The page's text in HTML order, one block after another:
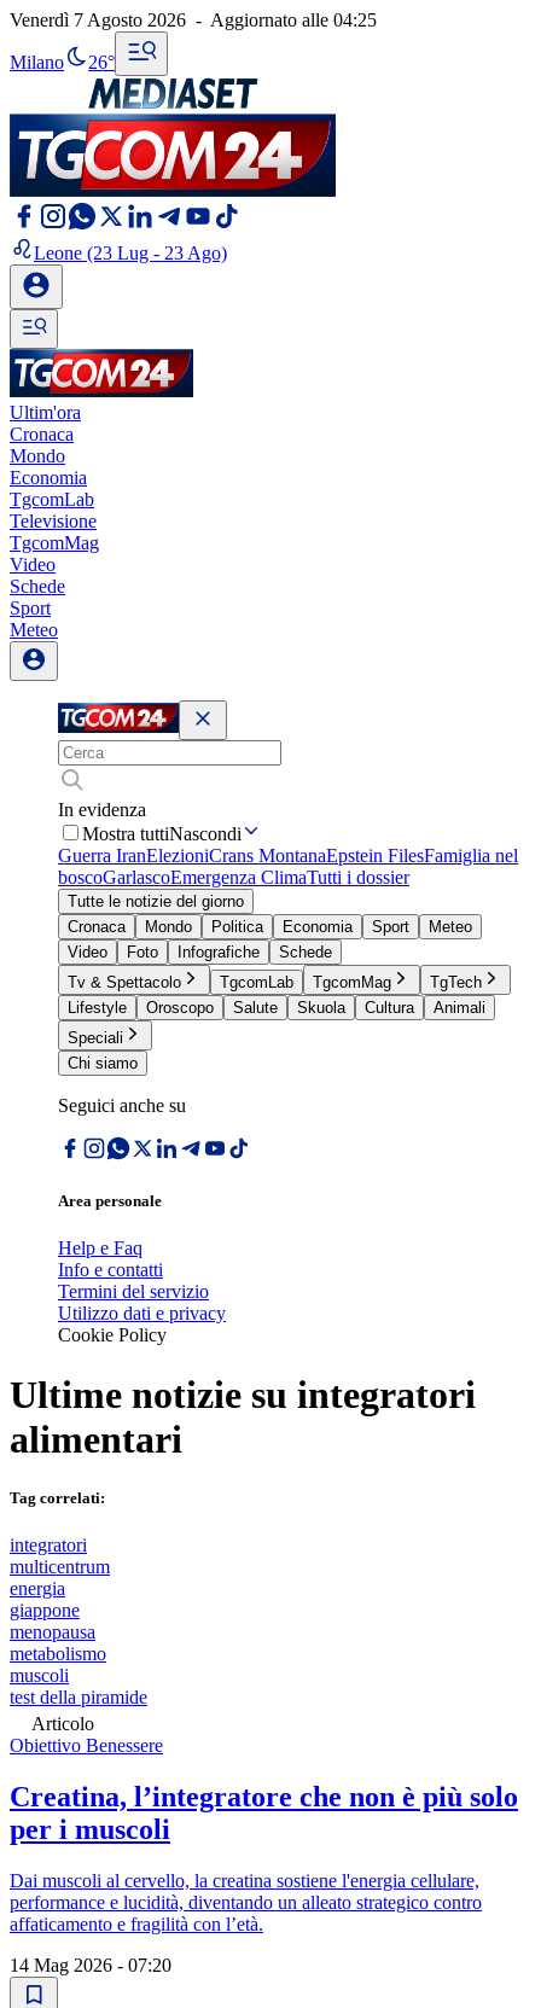
Venerdì 7 Agosto 2026 - Aggiornato alle 04:25
Milano 26°
Leone (23 Lug - 23 Ago)
Ultim'ora
Cronaca
Mondo
Economia
TgcomLab
Televisione
TgcomMag
Video
Schede
Sport
Meteo
In evidenza
Mostra tuttiNascondi
Guerra IranElezioniCrans MontanaEpstein FilesFamiglia nel
boscoGarlascoEmergenza ClimaTutti i dossier
Tutte le notizie del giorno
Cronaca
Mondo Politica Economia Sport
Meteo
Video
Foto Infografiche
Schede
Tv & Spettacolo
TgcomLab TgcomMag
TgTech
Lifestyle
Oroscopo Salute Skuola Cultura
Animali
Speciali
Chi siamo
Seguici anche su
Area personale
Help e Faq
Info e contatti
Termini del servizio
Utilizzo dati e privacy
Cookie Policy
Ultime notizie su integratori
alimentari
Tag correlati:
integratori
multicentrum
energia
giappone
menopausa
metabolismo
muscoli
test della piramide
Articolo
Obiettivo Benessere
Creatina, l’integratore che non è più solo
per i muscoli
Dai muscoli al cervello, la creatina sostiene l'energia cellulare,
performance e lucidità, diventando un alleato strategico contro
affaticamento e fragilità con l’età.
14 Mag 2026 - 07:20